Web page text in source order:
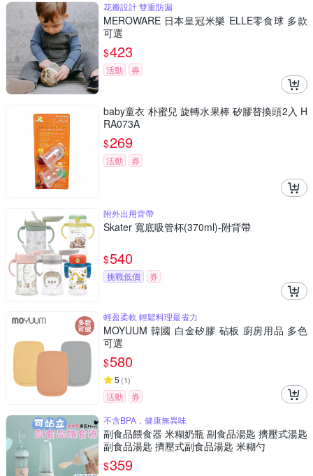
花瓣設計 雙重防漏
MEROWARE 日本皇冠米樂 ELLE零食球 多款
可選
$423
活動 券
baby童衣 朴蜜兒 旋轉水果棒 矽膠替換頭2入 H
RA073A
$269
活動 券
附外出用背帶
Skater 寬底吸管杯(370ml)-附背帶
$540
挑戰低價 券
輕盈柔軟 輕鬆料理最省力
MOYUUM 韓國 白金矽膠 砧板 廚房用品 多色
可選
$580
5 (1)
活動
券
不含BPA，健康無異味
副食品餵食器 米糊奶瓶 副食品湯匙 擠壓式湯匙
副食品湯匙 擠壓式副食品湯匙 米糊勺
$359